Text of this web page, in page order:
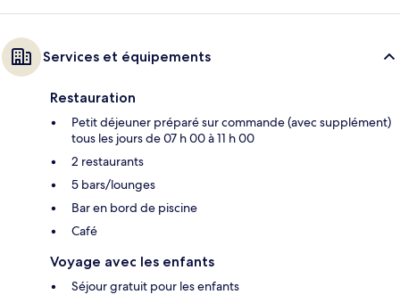
Services et équipements
Restauration
Petit déjeuner préparé sur commande (avec supplément)
tous les jours de 07 h 00 à 11 h 00
2 restaurants
5 bars/lounges
Bar en bord de piscine
Café
Voyage avec les enfants
Séjour gratuit pour les enfants